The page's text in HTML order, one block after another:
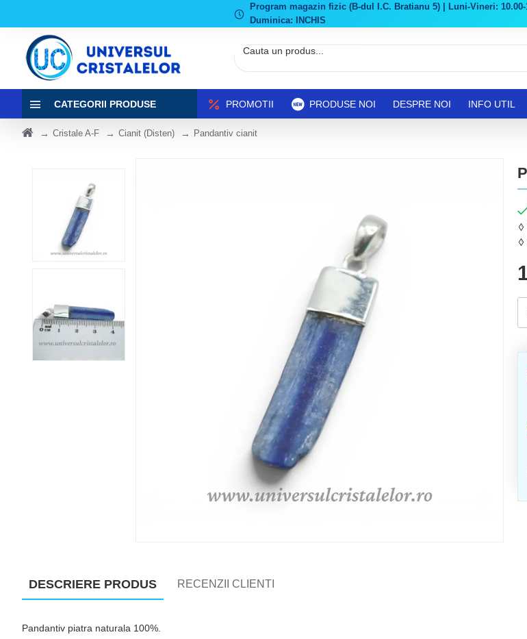
Program magazin fizic (B-dul I.C. Bratianu 5) | Luni-Vineri: 10.00-
Duminica: INCHIS
CATEGORII PRODUSE PROMOTII PRODUSE NOI DESPRE NOI INFO UTIL
Cristale A-F Cianit (Disten) Pandantiv cianit
DESCRIERE PRODUS RECENZII CLIENTI
Pandantiv piatra naturala 100%.